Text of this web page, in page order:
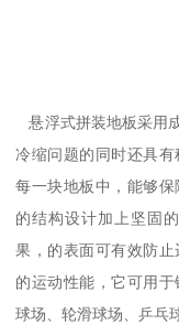
悬浮式拼装地板采用
冷缩问题的同时还具
每一块地板中，能够
的结构设计加上坚固
果，的表面可有效防
的运动性能，它可用
球场、轮滑球场、乒乓